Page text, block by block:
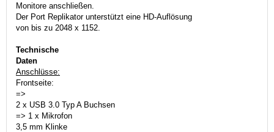
Monitore anschließen.
Der Port Replikator unterstützt eine HD-Auflösung
von bis zu 2048 x 1152.
Technische
Daten
Anschlüsse:
Frontseite:
=>
2 x USB 3.0 Typ A Buchsen
=> 1 x Mikrofon
3,5 mm Klinke